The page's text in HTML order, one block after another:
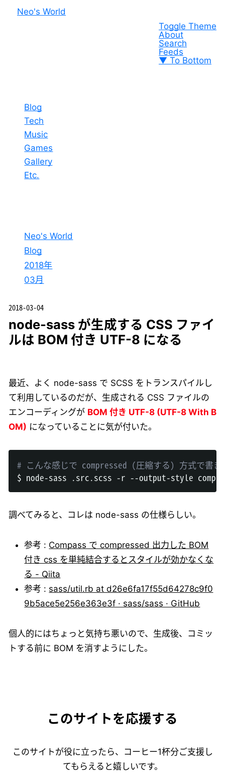
Neo's World
Toggle Theme
About
Search
Feeds
▼ To Bottom
Blog
Tech
Music
Games
Gallery
Etc.
Neo's World
Blog
2018年
03月
2018-03-04
node-sass が生成する CSS ファイ
ルは BOM 付き UTF-8 になる
最近、よく node-sass で SCSS をトランスパイルし
て利用しているのだが、生成される CSS ファイルの
エンコーディングが BOM 付き UTF-8 (UTF-8 With B
OM) になっていることに気が付いた。
# こんな感じで compressed (圧縮する) 方式で書き
調べてみると、コレは node-sass の仕様らしい。
参考 : Compass で compressed 出力した BOM
付き css を単純結合するとスタイルが効かなくな
る - Qiita
参考 : sass/util.rb at d26e6fa17f55d64278c9f0
9b5ace5e256e363e3f · sass/sass · GitHub
個人的にはちょっと気持ち悪いので、生成後、コミッ
トする前に BOM を消すようにした。
このサイトを応援する
このサイトが役に立ったら、コーヒー1杯分ご支援し
てもらえると嬉しいです。